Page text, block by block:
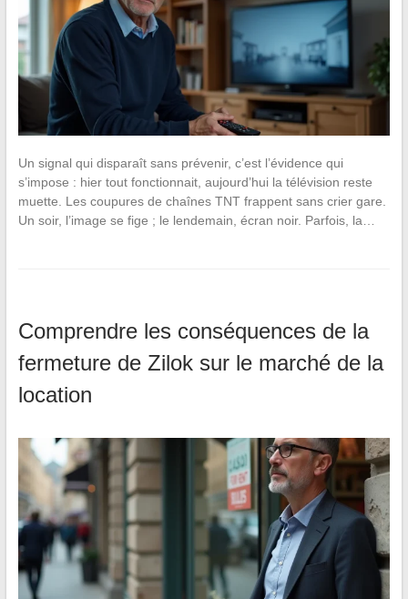
Un signal qui disparaît sans prévenir, c’est l’évidence qui
s’impose : hier tout fonctionnait, aujourd’hui la télévision reste
muette. Les coupures de chaînes TNT frappent sans crier gare.
Un soir, l’image se fige ; le lendemain, écran noir. Parfois, la…
Comprendre les conséquences de la
fermeture de Zilok sur le marché de la
location